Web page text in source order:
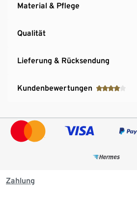
Material & Pflege
Qualität
Lieferung & Rücksendung
Kundenbewertungen
Zahlung